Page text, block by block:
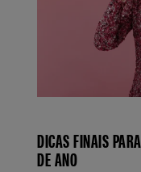
DICAS FINAIS
DE ANO